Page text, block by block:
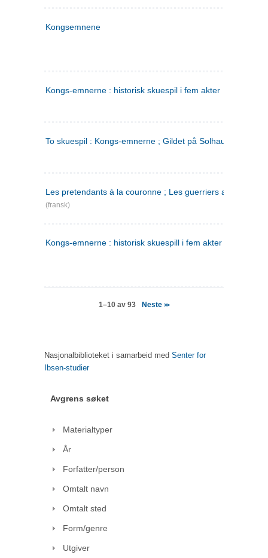
Kongsemnene
Kongs-emnerne : historisk skuespil i fem akter
To skuespil : Kongs-emnerne ; Gildet på Solhaug
Les pretendants à la couronne ; Les guerriers a Helgeland
(fransk)
Kongs-emnerne : historisk skuespill i fem akter
1–10 av 93 Neste>>
Nasjonalbiblioteket i samarbeid med Senter for
Ibsen-studier
Avgrens søket
Materialtyper
År
Forfatter/person
Omtalt navn
Omtalt sted
Form/genre
Utgiver